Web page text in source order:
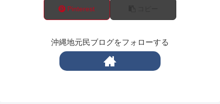
Pinterest
沖縄地元民ブログをフォローする